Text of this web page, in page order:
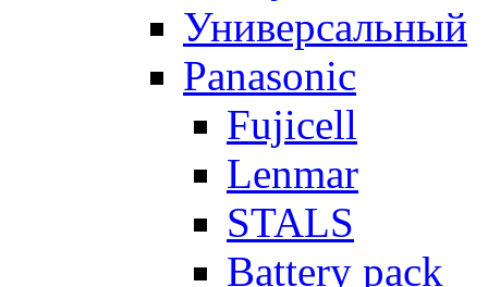
Универсальный
Panasonic
Fujicell
Lenmar
STALS
Battery pack